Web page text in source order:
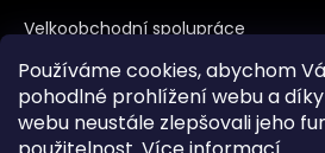
Používáme cookies, abychom
pohodlné prohlížení webu a
webu neustále zlepšovali jeho
Velkoobchodní spolupráce
Dotace